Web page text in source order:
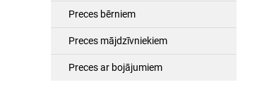
Preces bērniem
Preces mājdzīvniekiem
Preces ar bojājumiem